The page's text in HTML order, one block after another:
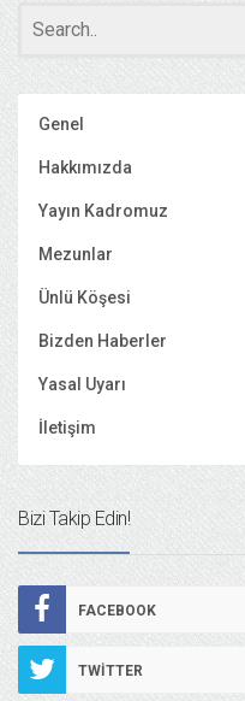
Genel
Hakkımızda
Yayın Kadromuz
Mezunlar
Ünlü Köşesi
Bizden Haberler
Yasal Uyarı
İletişim
Bizi Takip Edin!
FACEBOOK
TWITTER